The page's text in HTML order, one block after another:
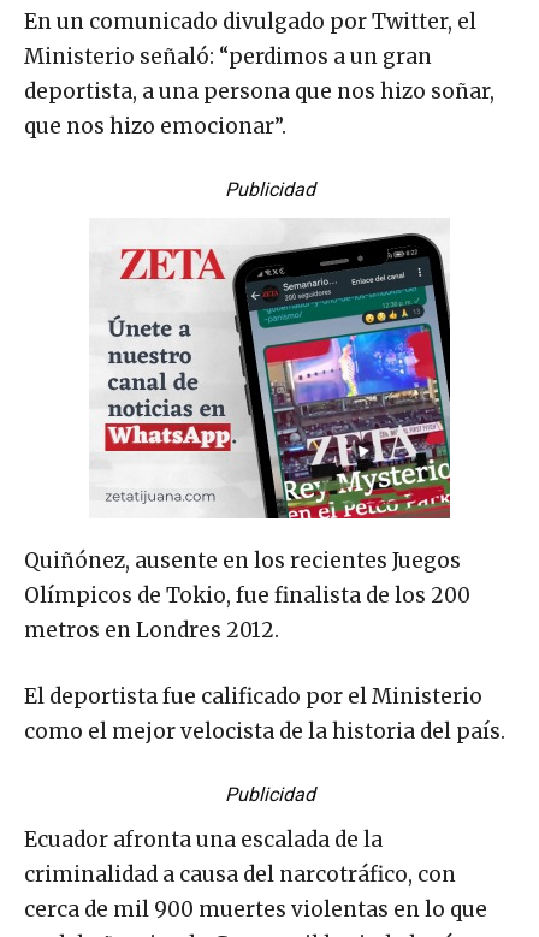
En un comunicado divulgado por Twitter, el
Ministerio señaló: “perdimos a un gran
deportista, a una persona que nos hizo soñar,
que nos hizo emocionar”.
Publicidad
Quiñónez, ausente en los recientes Juegos
Olímpicos de Tokio, fue finalista de los 200
metros en Londres 2012.
El deportista fue calificado por el Ministerio
como el mejor velocista de la historia del país.
Publicidad
Ecuador afronta una escalada de la
criminalidad a causa del narcotráfico, con
cerca de mil 900 muertes violentas en lo que